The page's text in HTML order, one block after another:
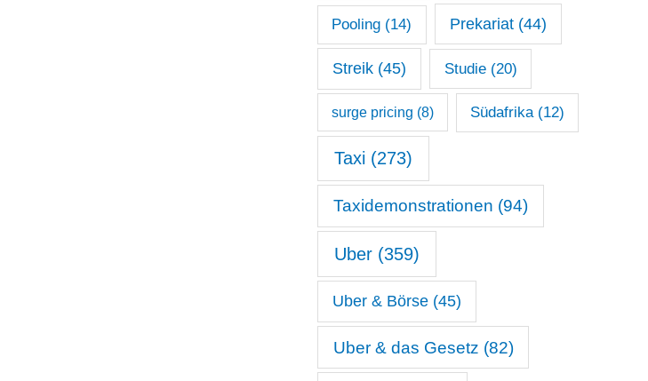
Pooling (14) Prekariat(44)
Streik (45) Studie(20)
surge pricing (8) Südafrika(12)
Taxi(273)
Taxidemonstrationen (94)
Uber (359)
Uber & Börse (45)
Uber & das Gesetz (82)